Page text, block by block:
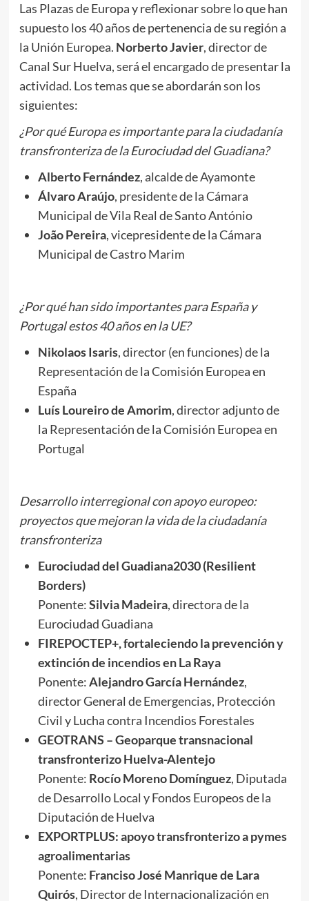
Las Plazas de Europa y reflexionar sobre lo que han
supuesto los 40 años de pertenencia de su región a
la Unión Europea. Norberto Javier, director de
Canal Sur Huelva, será el encargado de presentar la
actividad. Los temas que se abordarán son los
siguientes:
¿Por qué Europa es importante para la ciudadanía
transfronteriza de la Eurociudad del Guadiana?
Alberto Fernández, alcalde de Ayamonte
Álvaro Araújo, presidente de la Cámara
Municipal de Vila Real de Santo António
João Pereira, vicepresidente de la Cámara
Municipal de Castro Marim
¿Por qué han sido importantes para España y
Portugal estos 40 años en la UE?
Nikolaos Isaris, director (en funciones) de la
Representación de la Comisión Europea en
España
Luís Loureiro de Amorim, director adjunto de
la Representación de la Comisión Europea en
Portugal
Desarrollo interregional con apoyo europeo:
proyectos que mejoran la vida de la ciudadanía
transfronteriza
Eurociudad del Guadiana2030 (Resilient
Borders)
Ponente:Silvia Madeira, directora de la
Eurociudad Guadiana
FIREPOCTEP+, fortaleciendo la prevención y
extinción de incendios en La Raya
Ponente:Alejandro García Hernández,
director General de Emergencias, Protección
Civil y Lucha contra Incendios Forestales
GEOTRANS – Geoparque transnacional
transfronterizo Huelva-Alentejo
Ponente: Rocío Moreno Domínguez, Diputada
de Desarrollo Local y Fondos Europeos de la
Diputación de Huelva
EXPORTPLUS: apoyo transfronterizo a pymes
agroalimentarias
Ponente: Franciso José Manrique de Lara
Quirós, Director de Internacionalización en